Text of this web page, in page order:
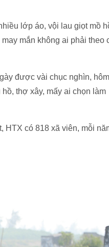
lớp áo, vội lau giọt mồ
mắn không ai phải theo
được vài chục nghìn, hôm
thợ xây, mấy ai chọn làm
HTX có 818 xã viên, mỗi